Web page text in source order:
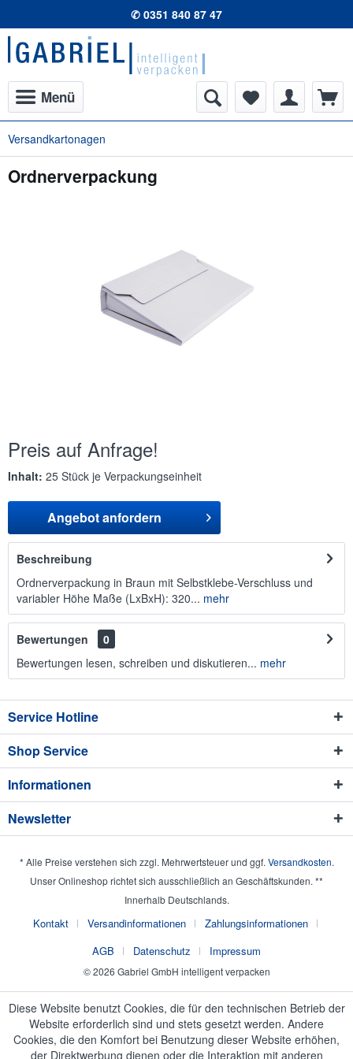
✆ 0351 840 87 47
Menü
Versandkartonagen
Ordnerverpackung
Preis auf Anfrage!
Inhalt: 25 Stück je Verpackungseinheit
Angebot anfordern
Beschreibung
Ordnerverpackung in Braun mit Selbstklebe-Verschluss und
variabler Höhe Maße (LxBxH): 320... mehr
Bewertungen
0
Bewertungen lesen, schreiben und diskutieren... mehr
Service Hotline
Shop Service
Informationen
Newsletter
* Alle Preise verstehen sich zzgl. Mehrwertsteuer und ggf. Versandkosten.
Unser Onlineshop richtet sich ausschließlich an Geschäftskunden. **
Innerhalb Deutschlands.
Kontakt Versandinformationen
Zahlungsinformationen
AGB
Datenschutz Impressum
© 2026 Gabriel GmbH intelligent verpacken
Diese Website benutzt Cookies, die für den technischen Betrieb der
Website erforderlich sind und stets gesetzt werden. Andere
Cookies, die den Komfort bei Benutzung dieser Website erhöhen,
der Direktwerbung dienen oder die Interaktion mit anderen